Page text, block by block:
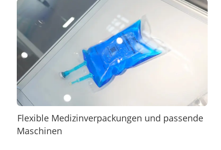
Flexible Medizinverpackungen und passende
Maschinen